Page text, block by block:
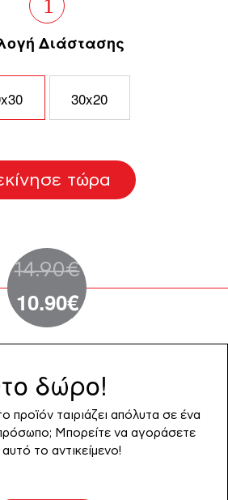
1
Διάστασης
30x20
14.90€Original
price
10.90€Η
είναι:
10.90€.
τώρα
δώρο!
προϊόν ταιριάζει απόλυτα σε ένα
Μπορείτε να αγοράσετε
το αντικείμενο!